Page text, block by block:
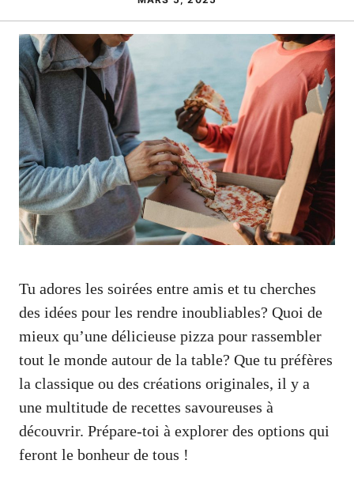
Tu adores les soirées entre amis et tu cherches
des idées pour les rendre inoubliables? Quoi de
mieux qu’une délicieuse pizza pour rassembler
tout le monde autour de la table? Que tu préfères
la classique ou des créations originales, il y a
une multitude de recettes savoureuses à
découvrir. Prépare-toi à explorer des options qui
feront le bonheur de tous !